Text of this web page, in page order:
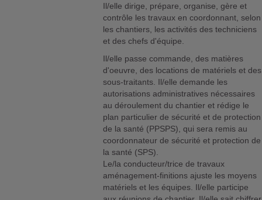
Il/elle dirige, prépare, organise, gère et
contrôle les travaux en coordonnant, selon
les chantiers, les activités des techniciens
et des chefs d'équipe.
Il/elle passe commande, des matières
d'oeuvre, des locations de matériels et des
sous-traitants. Il/elle demande les
autorisations administratives nécessaires
au déroulement du chantier et rédige le
plan particulier de sécurité et de protection
de la santé (PPSPS), qui sera remis au
coordonnateur de sécurité et protection de
la santé (SPS).
Le/la conducteur/trice de travaux
aménagement-finitions ajuste les moyens
matériels et les équipes. Il/elle participe